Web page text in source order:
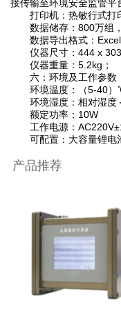
接传输至环境安全监管平
打印机：热敏行式打
数据储存：800万组，
数据导出格式：Excel
仪器尺寸：444 x 303
仪器重量：5.2kg；
六：环境及工作参数
环境温度：（5-40）
环境湿度：相对湿度
额定功率：10W
工作电源：
可配置：大容量锂电
产品推荐